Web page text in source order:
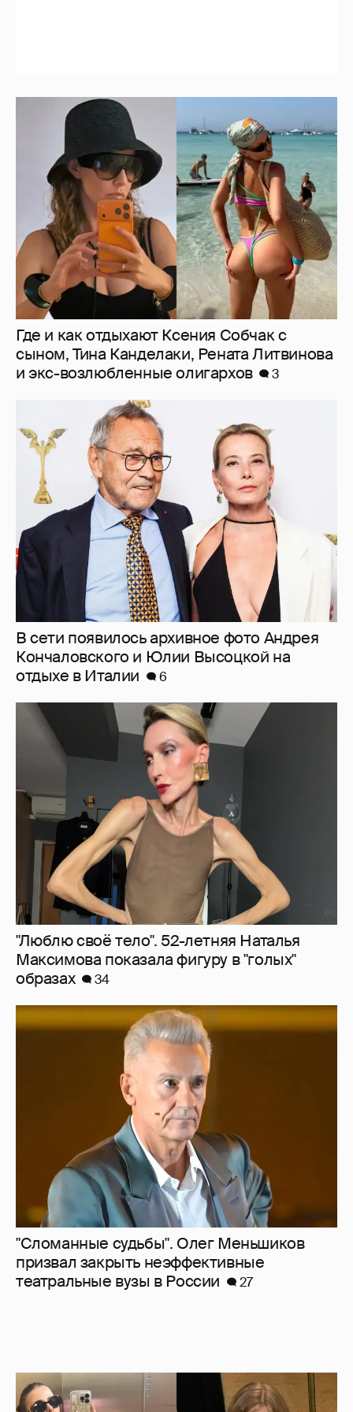
Где и как отдыхают Ксения Собчак с
сыном, Тина Канделаки, Рената Литвинова
и экс-возлюбленные олигархов
3
В сети появилось архивное фото Андрея
Кончаловского и Юлии Высоцкой на
отдыхе в Италии
6
"Люблю своё тело". 52-летняя Наталья
Максимова показала фигуру в "голых"
"Сломанные судьбы". Олег Меньшиков
призвал закрыть неэффективные
театральные вузы в России